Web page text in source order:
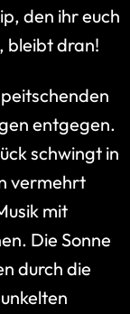
den ihr euch
bleibt dran!
entgegen.
schwingt in
vermehrt
mit
Die Sonne
durch die